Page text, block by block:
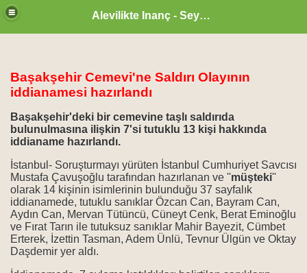
Alevilikte Inanç - Seyyid Hakkı
Başakşehir Cemevi'ne Saldırı Olayının
iddianamesi hazırlandı
Başakşehir'deki bir cemevine taşlı saldırıda
bulunulmasına ilişkin 7'si tutuklu 13 kişi hakkında
iddianame hazırlandı.
İstanbul- Soruşturmayı yürüten İstanbul Cumhuriyet Savcısı
Mustafa Çavuşoğlu tarafından hazırlanan ve ''müşteki''
olarak 14 kişinin isimlerinin bulunduğu 37 sayfalık
iddianamede, tutuklu sanıklar Özcan Can, Bayram Can,
Aydın Can, Mervan Tütüncü, Cüneyt Cenk, Berat Eminoğlu
ve Fırat Tarın ile tutuksuz sanıklar Mahir Bayezit, Cümbet
Erterek, İzettin Tasman, Adem Ünlü, Tevnur Ülgün ve Oktay
Daşdemir yer aldı.
ayı